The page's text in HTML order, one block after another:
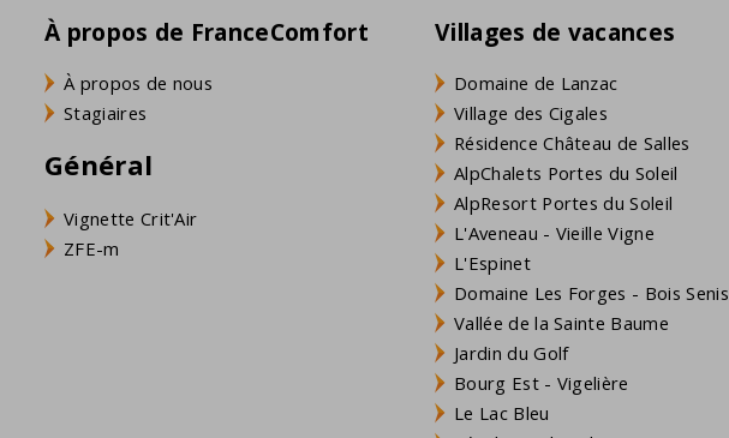
À propos de FranceComfort
À propos de nous
Stagiaires
Général
Vignette Crit'Air
ZFE-m
Villages de vacances
Domaine de Lanzac
Village des Cigales
Résidence Château de Salles
AlpChalets Portes du Soleil
AlpResort Portes du Soleil
L'Aveneau - Vieille Vigne
L'Espinet
Domaine Les Forges - Bois Senis
Vallée de la Sainte Baume
Jardin du Golf
Bourg Est - Vigelière
Le Lac Bleu